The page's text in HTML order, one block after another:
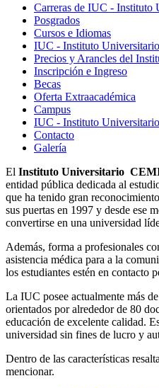
Carreras de IUC - Instituto
Posgrados
Cursos e Idiomas
IUC - Instituto
Precios y Arancles del
Inscripción e Ingreso
Becas
Oferta Extraacadémica
Campus
IUC - Instituto
Contacto
Galería
El Instituto Universitario
entidad pública dedicada al
que ha tenido gran
sus puertas en 1997 y desde ese
convertirse en una universidad
Además, forma a profesionales
asistencia médica para a la
los estudiantes estén en contacto
La IUC posee actualmente más
orientados por alrededor de 80
educación de excelente calidad.
universidad sin fines de lucro y
Dentro de las características
mencionar.